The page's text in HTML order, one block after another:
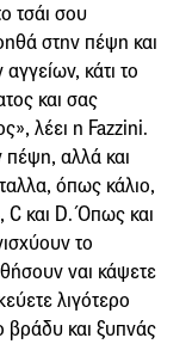
τσάι σου
στην πέψη και
κάτι το
και σας
λέει η Fazzini.
πέψη, αλλά και
όπως κάλιο,
C και D. Όπως και
το
ναι κάψετε
λιγότερο
βράδυ και ξυπνάς